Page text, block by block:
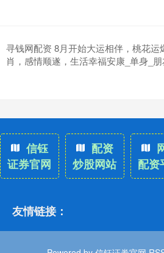
寻钱网配资 8月开始大运相伴，桃花运
肖，感情顺遂，生活幸福安康_单身_朋
信钰
证券官网
配资
炒股网站
配资
友情链接：